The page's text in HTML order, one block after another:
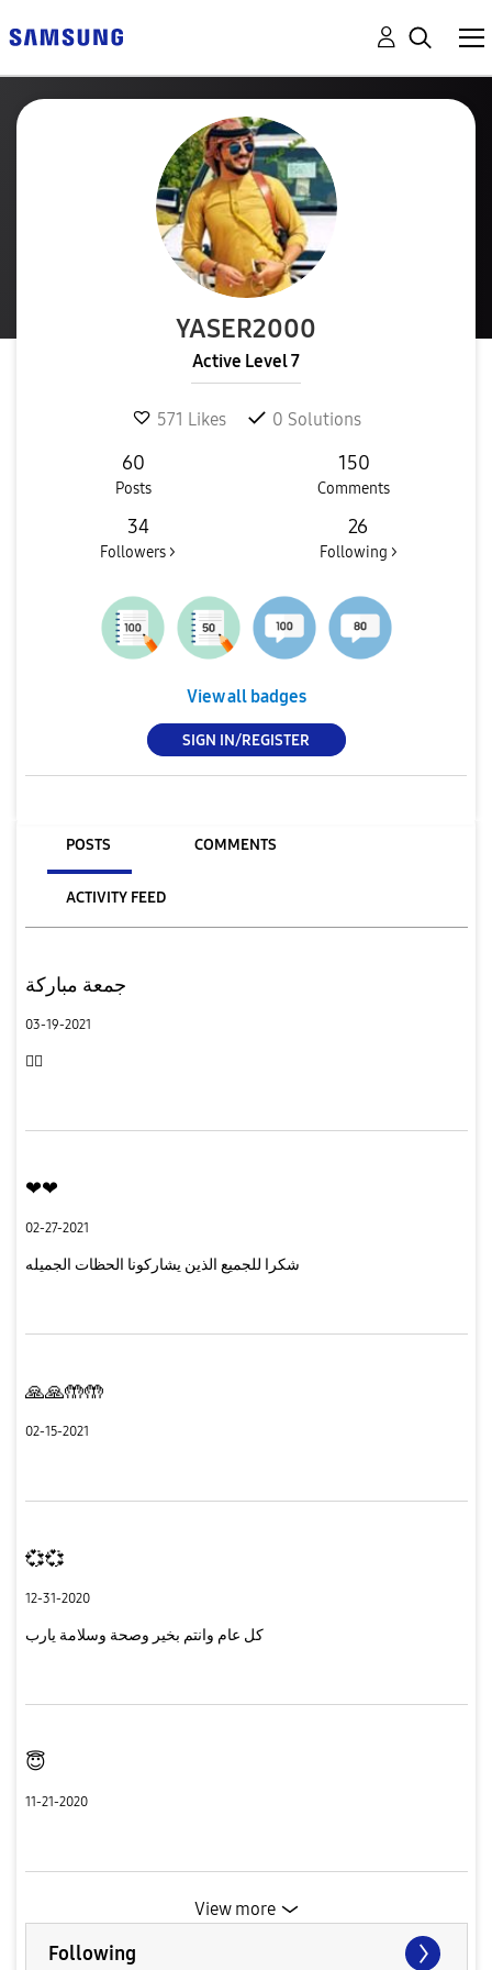
YASER2000
Active Level 7
571 Likes 0 Solutions
60
Posts
150
Comments
34
Followers >
26
Following >
View all badges
SIGN IN/REGISTER
POSTS COMMENTS
ACTIVITY FEED
جمعة مباركة
03-19-2021

❤❤
02-27-2021
شكرا للجميع الذين يشاركونا الحظات الجميله
🙏🙏🤲🤲
02-15-2021
💞💞
12-31-2020
كل عام وانتم بخير وصحة وسلامة يارب
😇
11-21-2020
View more
Following